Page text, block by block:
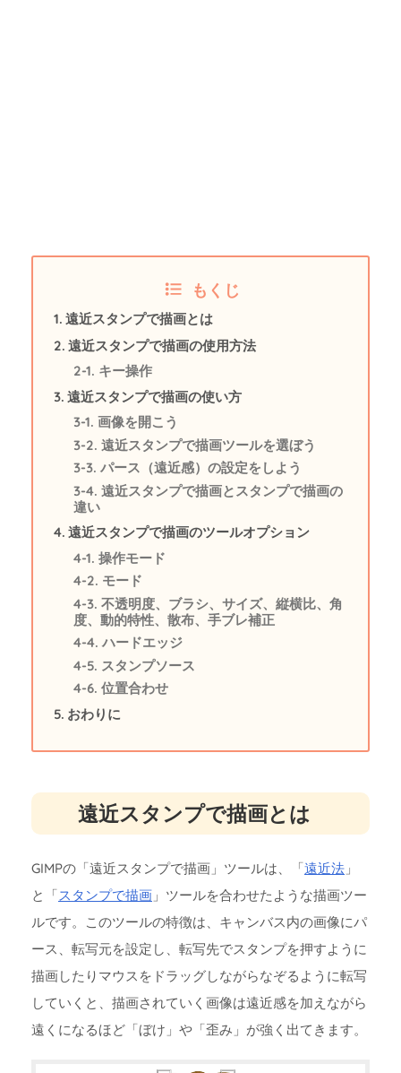
もくじ
遠近スタンプで描画とは
遠近スタンプで描画の使用方法
キー操作
遠近スタンプで描画の使い方
画像を開こう
遠近スタンプで描画ツールを選ぼう
パース（遠近感）の設定をしよう
遠近スタンプで描画とスタンプで描画の
違い
遠近スタンプで描画のツールオプション
操作モード
モード
不透明度、ブラシ、サイズ、縦横比、角
度、動的特性、散布、手ブレ補正
ハードエッジ
スタンプソース
位置合わせ
おわりに
遠近スタンプで描画とは
GIMPの「遠近スタンプで描画」ツールは、「遠近法 」
と「スタンプで描画 」ツールを合わせたような描画ツー
ルです。このツールの特徴は、キャンバス内の画像にパ
ース、転写元を設定し、転写先でスタンプを押すように
描画したりマウスをドラッグしながらなぞるように転写
していくと、描画されていく画像は遠近感を加えながら
遠くになるほど「ぼけ」や「歪み」が強く出てきます。